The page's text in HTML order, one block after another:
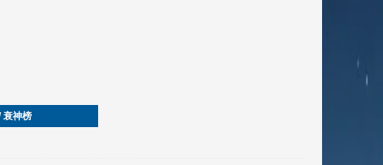
衰神榜